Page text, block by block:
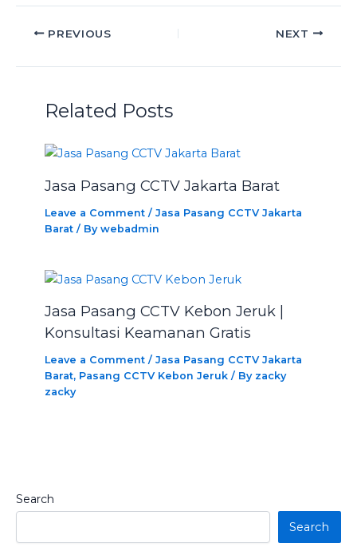
PREVIOUS NEXT
Related Posts
Jasa Pasang CCTV Jakarta Barat
Leave a Comment /Jasa Pasang CCTV Jakarta
Barat / Bywebadmin
Jasa Pasang CCTV Kebon Jeruk |
Konsultasi Keamanan Gratis
Leave a Comment /Jasa Pasang CCTV Jakarta
Barat, Pasang CCTV Kebon Jeruk / By zacky
zacky
Search
Search